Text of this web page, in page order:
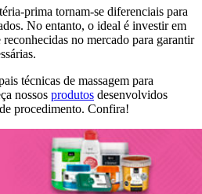
prima tornam-se diferenciais para
No entanto, o ideal é investir em
no mercado para garantir
técnicas de massagem para
nossos produtos desenvolvidos
procedimento. Confira!